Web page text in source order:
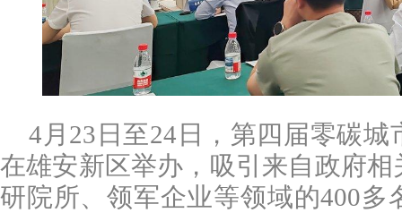
4月23日至24日，第四届零碳
在雄安新区举办，吸引来自政府
研院所、领军企业等领域的400多